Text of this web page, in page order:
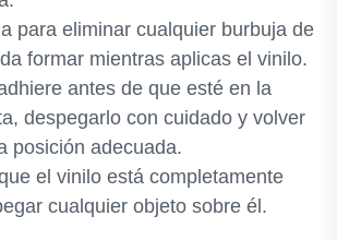
para eliminar cualquier burbuja de
formar mientras aplicas el vinilo.
antes de que esté en la
despegarlo con cuidado y volver
posición adecuada.
el vinilo está completamente
cualquier objeto sobre él.